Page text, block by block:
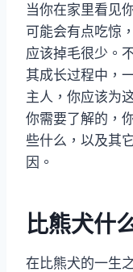
当你在家里看见
可能会有点吃惊
应该掉毛很少。
其成长过程中，
主人，你应该为
你需要了解的，
些什么，以及其
因。
比熊犬什
在比熊犬的一生